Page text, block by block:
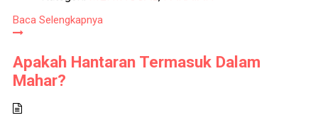
Baca Selengkapnya
Apakah Hantaran Termasuk Dalam
Mahar?